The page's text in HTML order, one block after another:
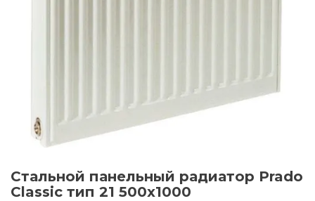
Стальной панельный радиатор Prado
Classic тип 21 500x1000